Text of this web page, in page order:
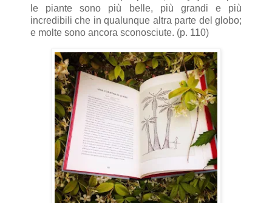
le piante sono più belle, più grandi e più
incredibili che in qualunque altra parte del globo;
e molte sono ancora sconosciute. (p. 110)